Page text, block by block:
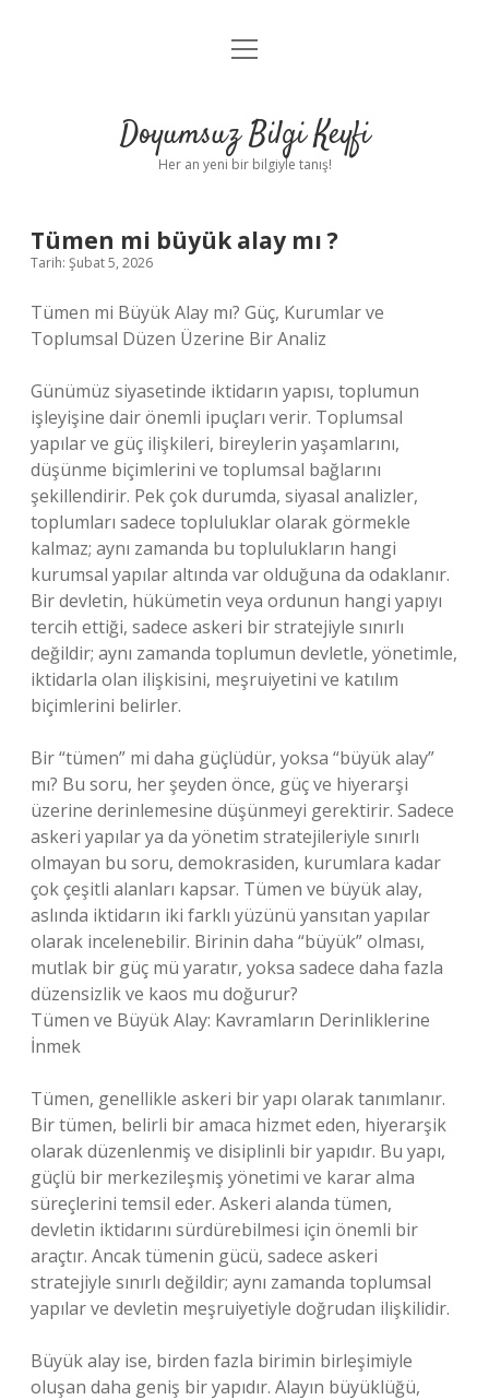
Anasayfa
Yasal Uyarı
menüyü
Doyumsuz Bilgi Keyfi
Her an yeni bir bilgiyle tanış!
Tümen mi büyük alay mı ?
Tarih: Şubat 5, 2026
Tümen mi Büyük Alay mı? Güç, Kurumlar ve
Toplumsal Düzen Üzerine Bir Analiz
Günümüz siyasetinde iktidarın yapısı, toplumun
işleyişine dair önemli ipuçları verir. Toplumsal
yapılar ve güç ilişkileri, bireylerin yaşamlarını,
düşünme biçimlerini ve toplumsal bağlarını
şekillendirir. Pek çok durumda, siyasal analizler,
toplumları sadece topluluklar olarak görmekle
kalmaz; aynı zamanda bu toplulukların hangi
kurumsal yapılar altında var olduğuna da odaklanır.
Bir devletin, hükümetin veya ordunun hangi yapıyı
tercih ettiği, sadece askeri bir stratejiyle sınırlı
değildir; aynı zamanda toplumun devletle, yönetimle,
iktidarla olan ilişkisini, meşruiyetini ve katılım
biçimlerini belirler.
Bir “tümen” mi daha güçlüdür, yoksa “büyük alay”
mı? Bu soru, her şeyden önce, güç ve hiyerarşi
üzerine derinlemesine düşünmeyi gerektirir. Sadece
askeri yapılar ya da yönetim stratejileriyle sınırlı
olmayan bu soru, demokrasiden, kurumlara kadar
çok çeşitli alanları kapsar. Tümen ve büyük alay,
aslında iktidarın iki farklı yüzünü yansıtan yapılar
olarak incelenebilir. Birinin daha “büyük” olması,
mutlak bir güç mü yaratır, yoksa sadece daha fazla
düzensizlik ve kaos mu doğurur?
Tümen ve Büyük Alay: Kavramların Derinliklerine
İnmek
Tümen, genellikle askeri bir yapı olarak tanımlanır.
Bir tümen, belirli bir amaca hizmet eden, hiyerarşik
olarak düzenlenmiş ve disiplinli bir yapıdır. Bu yapı,
güçlü bir merkezileşmiş yönetimi ve karar alma
süreçlerini temsil eder. Askeri alanda tümen,
devletin iktidarını sürdürebilmesi için önemli bir
araçtır. Ancak tümenin gücü, sadece askeri
stratejiyle sınırlı değildir; aynı zamanda toplumsal
yapılar ve devletin meşruiyetiyle doğrudan ilişkilidir.
Büyük alay ise, birden fazla birimin birleşimiyle
oluşan daha geniş bir yapıdır. Alayın büyüklüğü,